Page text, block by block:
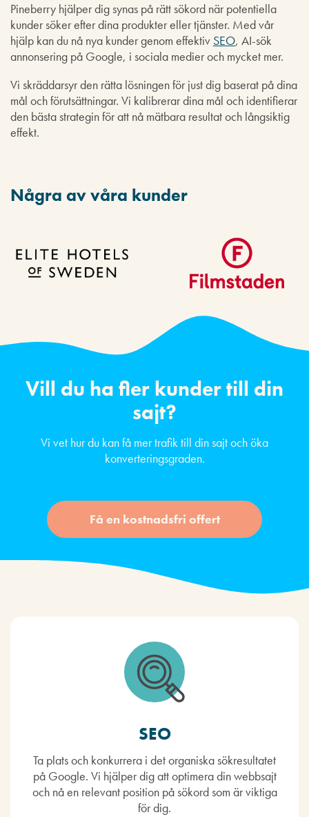
Pineberry hjälper dig synas på rätt sökord när potentiella
kunder söker efter dina produkter eller tjänster. Med vår
hjälp kan du nå nya kunder genom effektiv SEO, AI-sök
annonsering på Google, i sociala medier och mycket mer.
Vi skräddarsyr den rätta lösningen för just dig baserat på dina
mål och förutsättningar. Vi kalibrerar dina mål och identifierar
den bästa strategin för att nå mätbara resultat och långsiktig
effekt.
Några av våra kunder
Vill du ha fler kunder till din
sajt?
Vi vet hur du kan få mer trafik till din sajt och öka
konverteringsgraden.
Få en kostnadsfri offert
SEO
Ta plats och konkurrera i det organiska sökresultatet
på Google. Vi hjälper dig att optimera din webbsajt
och nå en relevant position på sökord som är viktiga
för dig.